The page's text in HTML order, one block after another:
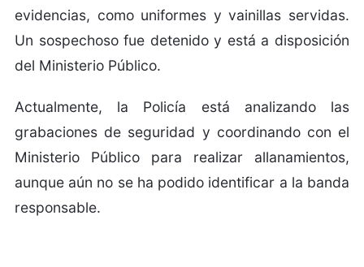
evidencias, como uniformes y vainillas servidas.
Un sospechoso fue detenido y está a disposición
del Ministerio Público.
Actualmente, la Policía está analizando las
grabaciones de seguridad y coordinando con el
Ministerio Público para realizar allanamientos,
aunque aún no se ha podido identificar a la banda
responsable.